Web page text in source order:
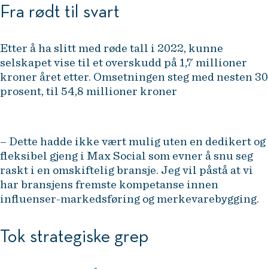
Fra rødt til svart
Etter å ha slitt med røde tall i 2022, kunne
selskapet vise til et overskudd på 1,7 millioner
kroner året etter. Omsetningen steg med nesten 30
prosent, til 54,8 millioner kroner
– Dette hadde ikke vært mulig uten en dedikert og
fleksibel gjeng i Max Social som evner å snu seg
raskt i en omskiftelig bransje. Jeg vil påstå at vi
har bransjens fremste kompetanse innen
influenser-markedsføring og merkevarebygging.
Tok strategiske grep